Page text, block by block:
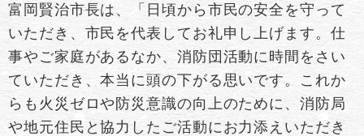
富岡賢治市長は、「日頃から市民の安全を守って
いただき、市民を代表してお礼申し上げます。仕
事やご家庭があるなか、消防団活動に時間をさい
ていただき、本当に頭の下がる思いです。これか
らも火災ゼロや防災意識の向上のために、消防局
や地元住民と協力したご活動にお力添えいただき